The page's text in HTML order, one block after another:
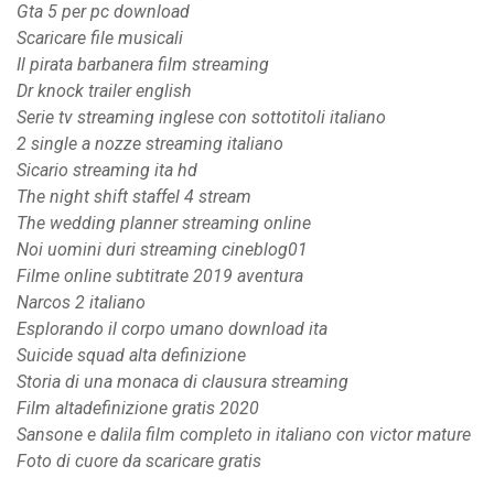
Gta 5 per pc download
Scaricare file musicali
Il pirata barbanera film streaming
Dr knock trailer english
Serie tv streaming inglese con sottotitoli italiano
2 single a nozze streaming italiano
Sicario streaming ita hd
The night shift staffel 4 stream
The wedding planner streaming online
Noi uomini duri streaming cineblog01
Filme online subtitrate 2019 aventura
Narcos 2 italiano
Esplorando il corpo umano download ita
Suicide squad alta definizione
Storia di una monaca di clausura streaming
Film altadefinizione gratis 2020
Sansone e dalila film completo in italiano con victor mature
Foto di cuore da scaricare gratis